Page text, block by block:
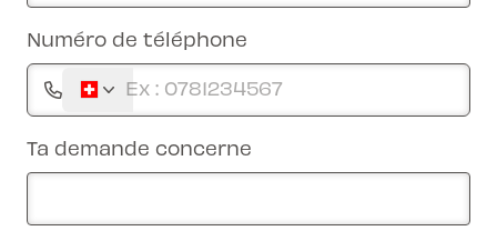
Numéro de téléphone
Ta demande concerne